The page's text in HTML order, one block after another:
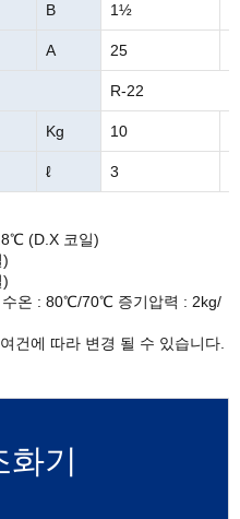
B 1½
A 25
R-22
Kg 10
ℓ 3
(D.X 코일)
온 : 80℃/70℃ 증기압력 : 2kg/
건에 따라 변경 될 수 있습니다.
기